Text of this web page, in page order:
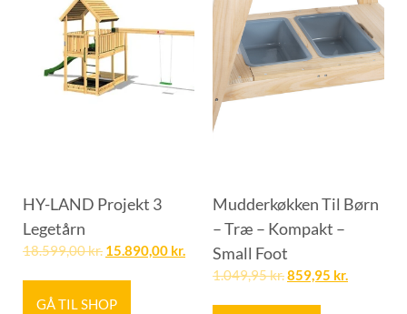
HY-LAND Projekt 3
Legetårn
18.599,00kr. 15.890,00 kr.
GÅ TIL SHOP
Mudderkøkken Til Børn
– Træ – Kompakt –
Small Foot
1.049,95kr.859,95 kr.